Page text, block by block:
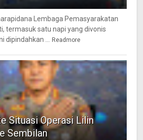
Lembaga Pemasyarakatan
termasuk satu napi yang divonis
dipindahkan ...
Readmore
Situasi Operasi Lilin
Sembilan